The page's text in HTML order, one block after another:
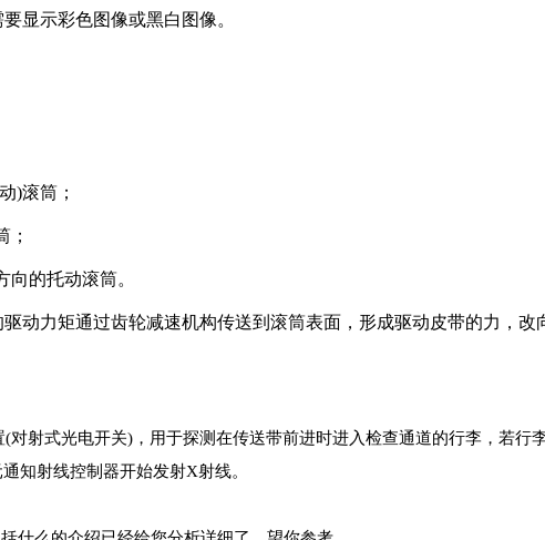
显示彩色图像或黑白图像。
)滚筒；
；
的托动滚筒。
动力矩通过齿轮减速机构传送到滚筒表面，形成驱动皮带的力，改
对射式光电开关)，用于探测在传送带前进时进入检查通道的行李，若行
知射线控制器开始发射X射线。